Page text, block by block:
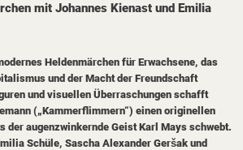
mit Johannes Kienast und Emilia
Heldenmärchen für Erwachsene, das
und der Macht der Freundschaft
und visuellen Überraschungen schafft
(„Kammerflimmern“) einen originellen
der augenzwinkernde Geist Karl Mays schwebt.
Schüle, Sascha Alexander Geršak und